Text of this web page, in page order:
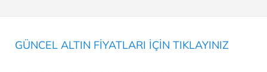
GÜNCEL ALTIN FİYATLARI İÇİN TIKLAYINIZ